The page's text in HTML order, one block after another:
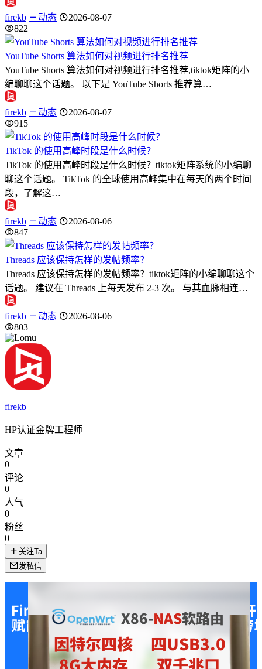
firekb 动态
2026-08-07
822
YouTube Shorts 算法如何对视频进行排名推荐
YouTube Shorts 算法如何对视频进行排名推荐,tiktok矩阵的小
编聊聊这个话题。 以下是 YouTube Shorts 推荐算…
firekb 动态
2026-08-07
915
TikTok 的使用高峰时段是什么时候？
TikTok 的使用高峰时段是什么时候？tiktok矩阵系统的小编聊
聊这个话题。 TikTok 的全球使用高峰集中在每天的两个时间
段，了解这…
firekb 动态
2026-08-06
847
Threads 应该保持怎样的发帖频率？
Threads 应该保持怎样的发帖频率？tiktok矩阵的小编聊聊这个
话题。 建议在 Threads 上每天发布 2-3 次。 与其血脉相连…
firekb 动态
2026-08-06
803
firekb
HP认证金牌工程师
文章
0
评论
0
人气
0
粉丝
0
关注Ta
发私信